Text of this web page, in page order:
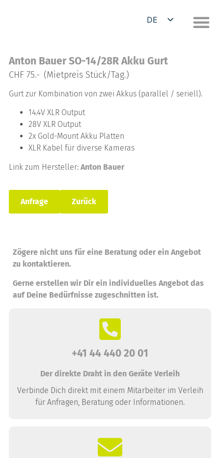
DE
Anton Bauer SO-14/28R Akku Gurt
CHF 75.- (Mietpreis Stück/Tag.)
Gurt zur Kombination von zwei Akkus (parallel / seriell).
14.4V XLR Output
28V XLR Output
2x Gold-Mount Akku Platten
XLR Kabel für diverse Kameras
Link zum Hersteller: Anton Bauer
Anfrage Zurück
Zögere nicht uns für eine Beratung oder ein Angebot
zu kontaktieren.
Gerne erstellen wir Dir ein individuelles Angebot das
auf Deine Bedürfnisse zugeschnitten ist.
+41 44 440 20 01
Der direkte Draht in den Geräte Verleih
Verbinde Dich direkt mit einem Mitarbeiter im Verleih
für Anfragen, Beratung oder Informationen.